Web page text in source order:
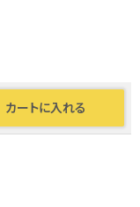
カートに入れる